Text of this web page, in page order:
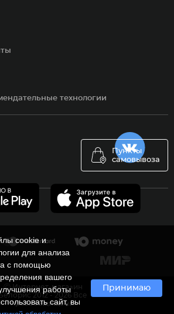
Пункты
самовывоза
технологии
cookie и
для анализа
с помощью
вашего
работы
сайт, вы
Принимаю
Ⓒ Интернет-магазин
2012 - 2026 Все
права защищены